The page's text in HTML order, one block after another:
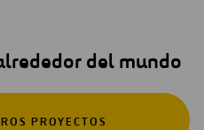
del mundo
PROYECTOS